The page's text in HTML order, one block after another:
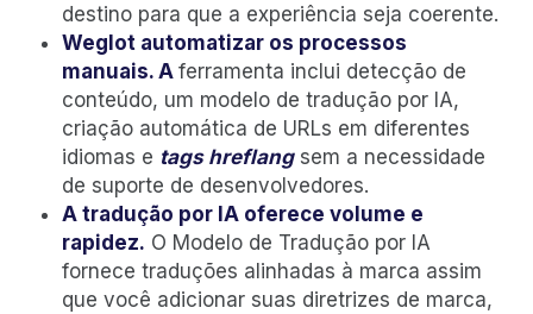
destino para que a experiência seja coerente.
Weglot automatizar os processos
manuais. A ferramenta inclui detecção de
conteúdo, um modelo de tradução por IA,
criação automática de URLs em diferentes
idiomas e tags hreflangsem a necessidade
de suporte de desenvolvedores.
A tradução por IA oferece volume e
rapidez. O Modelo de Tradução por IA
fornece traduções alinhadas à marca assim
que você adicionar suas diretrizes de marca,